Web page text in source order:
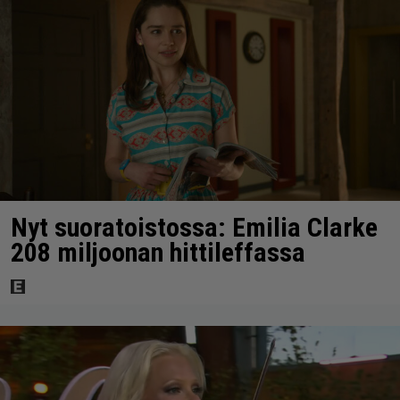
Nyt suoratoistossa: Emilia Clarke
208 miljoonan hittileffassa